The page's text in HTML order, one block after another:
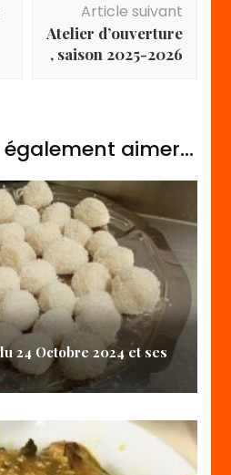
Article suivant
Atelier d’ouverture
, saison 2025-2026
aimer...
24 Octobre 2024 et ses